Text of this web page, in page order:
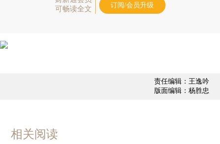
可畅读全文
订阅/会员升级
责任编辑：王逸吟
版面编辑：杨胜忠
相关阅读